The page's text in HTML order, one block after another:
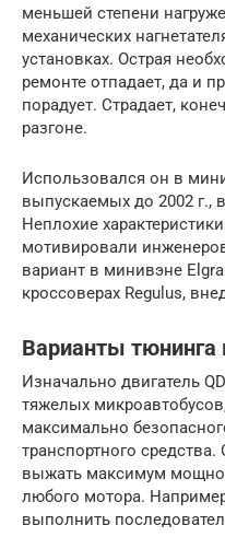
меньшей степени
механических
установках. Острая
ремонте отпадает, да и
порадует. Страдает,
разгоне.
Использовался он в
выпускаемых до 2002 г.,
Неплохие
мотивировали
вариант в минивэне
кроссоверах Regulus,
Варианты тюнинга
Изначально двигатель
тяжелых
максимально
транспортного
выжать максимум
любого мотора.
выполнить